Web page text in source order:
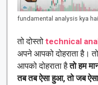
fundamental analysis kya hai
तो दोस्तो technical
अपने आपको दोहराता है।
आपको दोहराता हैतो हम
तब तब ऐसा हुआ, तो जब ऐसा